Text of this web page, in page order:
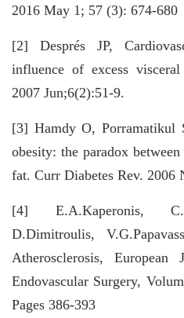
2016 May 1; 57 (3): 674-680
[2] Després JP,
influence of excess
2007 Jun;6(2):51-9.
[3] Hamdy O,
obesity: the paradox
fat. Curr Diabetes Rev. 2006
[4] E.A.Kaperonis,
D.Dimitroulis,
Atherosclerosis,
Endovascular Surgery,
Pages 386-393